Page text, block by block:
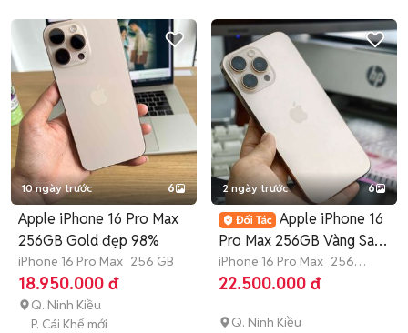
10 ngày trước 6
Apple iPhone 16 Pro Max
256GB Gold đẹp 98%
iPhone 16 Pro Max 256 GB
18.950.000 đ
Q. Ninh Kiều
P. Cái Khế mới
2 ngày trước 6
Apple iPhone 16
Pro Max 256GB Vàng Sa
Mạc
iPhone 16 Pro Max 256
GB 3 tháng
22.500.000 đ
Q. Ninh Kiều